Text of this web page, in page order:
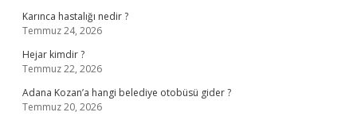
Karınca hastalığı nedir ?
Temmuz 24, 2026
Hejar kimdir ?
Temmuz 22, 2026
Adana Kozan’a hangi belediye otobüsü gider ?
Temmuz 20, 2026